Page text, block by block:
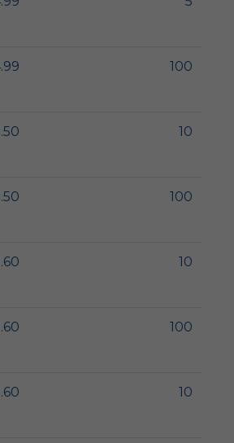
100
10
100
10
100
10